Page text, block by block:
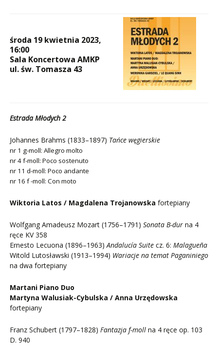
środa 19 kwietnia 2023,
16:00
Sala Koncertowa AMKP
ul. św. Tomasza 43
Estrada Młodych 2
Johannes Brahms (1833–1897) Tańce węgierskie
nr 1 g-moll: Allegro molto
nr 4 f-moll: Poco sostenuto
nr 11 d-moll: Poco andante
nr 16 f -moll: Con moto
Wiktoria Latos / Magdalena Trojanowska fortepiany
Wolfgang Amadeusz Mozart (1756–1791) Sonata B-dur na 4
ręce KV 358
Ernesto Lecuona (1896–1963)Andalucía Suite cz. 6: Malagueña
Witold Lutosławski (1913–1994) Wariacje na temat Paganiniego
na dwa fortepiany
Martani Piano Duo
Martyna Walusiak-Cybulska / Anna Urzędowska
fortepiany
Franz Schubert (1797–1828) Fantazja f-moll na 4 ręce op. 103
D. 940